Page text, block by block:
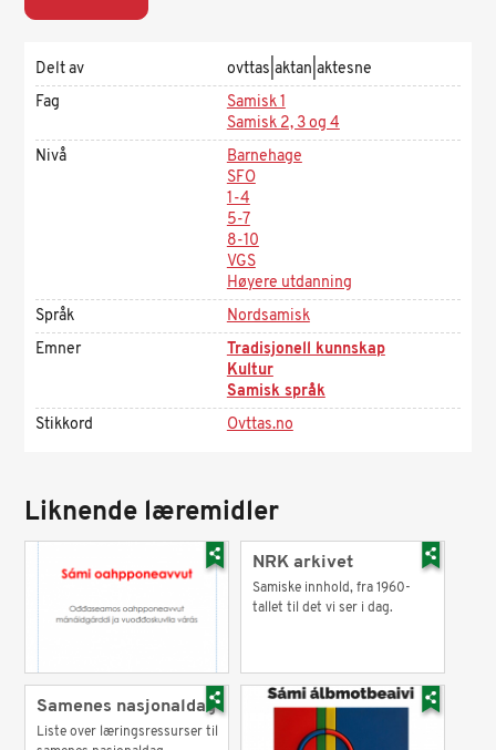
Delt av
ovttas|aktan|aktesne
Fag
Samisk 1
Samisk 2, 3 og 4
Nivå
Barnehage
SFO
1-4
5-7
8-10
VGS
Høyere utdanning
Språk
Nordsamisk
Emner
Tradisjonell kunnskap
Kultur
Samisk språk
Stikkord
Ovttas.no
Liknende læremidler
NRK arkivet
Samiske innhold, fra 1960-
tallet til det vi ser i dag.
Samenes nasjonaldag
Liste over læringsressurser til